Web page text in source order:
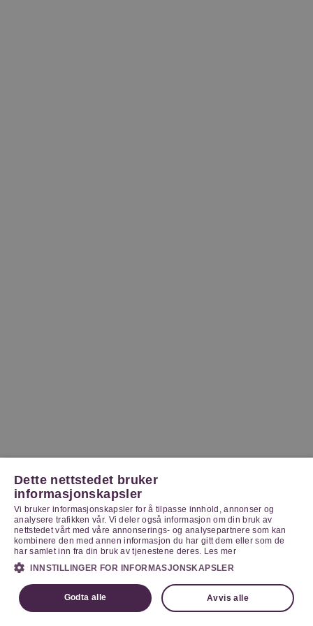
Dette nettstedet bruker
informasjonskapsler
Vi bruker informasjonskapsler for å tilpasse innhold, annonser og
analysere trafikken vår. Vi deler også informasjon om din bruk av
nettstedet vårt med våre annonserings- og analysepartnere som kan
kombinere den med annen informasjon du har gitt dem eller som de
har samlet inn fra din bruk av tjenestene deres. Les mer
INNSTILLINGER FOR INFORMASJONSKAPSLER
Godta alle Avvis alle